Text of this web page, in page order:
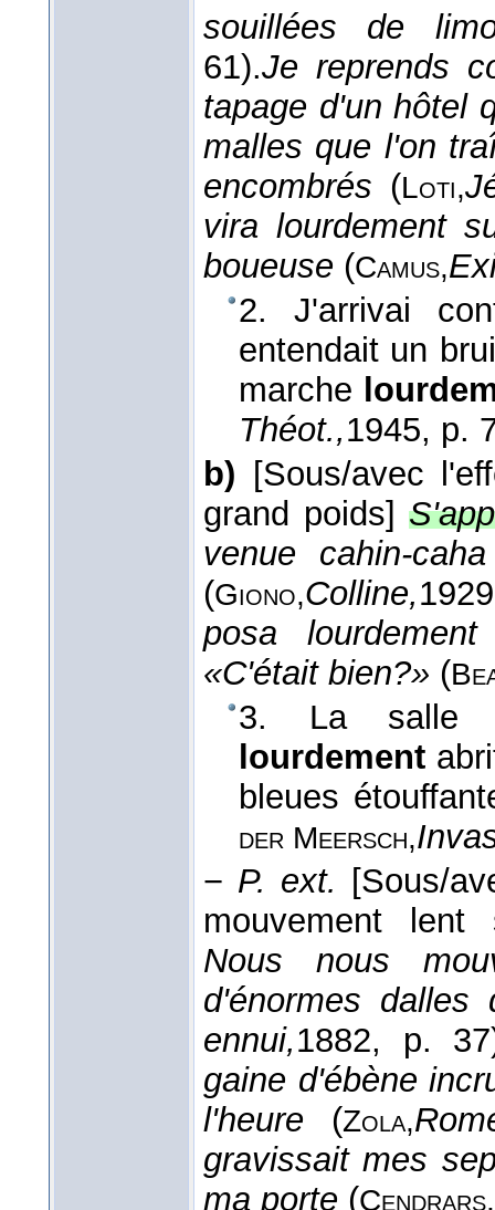
souillées de
61).Je reprends
tapage d'un hôtel
malles que l'on
encombrés (Loti,
vira lourdement
boueuse (Camus,
2. J'arrivai
entendait un
marche
Théot.,1945, p.
b) [Sous/avec
grand poids]
venue cahin-
(Giono,Colline,1929
posa
«C'était bien?» (
3. La salle
lourdement
bleues
der Meersch,
− P. ext. [Sous/
mouvement lent
Nous nous
d'énormes
ennui,1882, p.
gaine d'ébène
l'heure (Zola,
gravissait mes
ma porte (Cendrars,